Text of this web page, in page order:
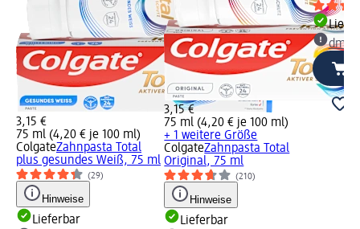
3,15 €
75 ml (4,20 € je 100 ml)
ColgateZahnpasta Total
plus gesundes Weiß, 75 ml
(29)
Hinweise
Lieferbar
3,15 €
75 ml (4,20 € je 100 ml)
+ 1 weitere Größe
ColgateZahnpasta Total
Original, 75 ml
(210)
Hinweise
Lieferbar
dm